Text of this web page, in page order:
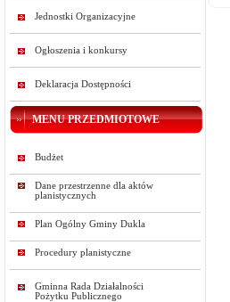
Jednostki Organizacyjne
Ogłoszenia i konkursy
Deklaracja Dostępności
MENU PRZEDMIOTOWE
Budżet
Dane przestrzenne dla aktów
planistycznych
Plan Ogólny Gminy Dukla
Procedury planistyczne
Gminna Rada Działalności
Pożytku Publicznego